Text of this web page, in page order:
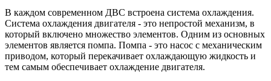
В каждом современном ДВС встроена система охлаждения.
Система охлаждения двигателя - это непростой механизм, в
который включено множество элементов. Одним из основных
элементов является помпа. Помпа - это насос с механическим
приводом, который перекачивает охлаждающую жидкость и
тем самым обеспечивает охлаждение двигателя.